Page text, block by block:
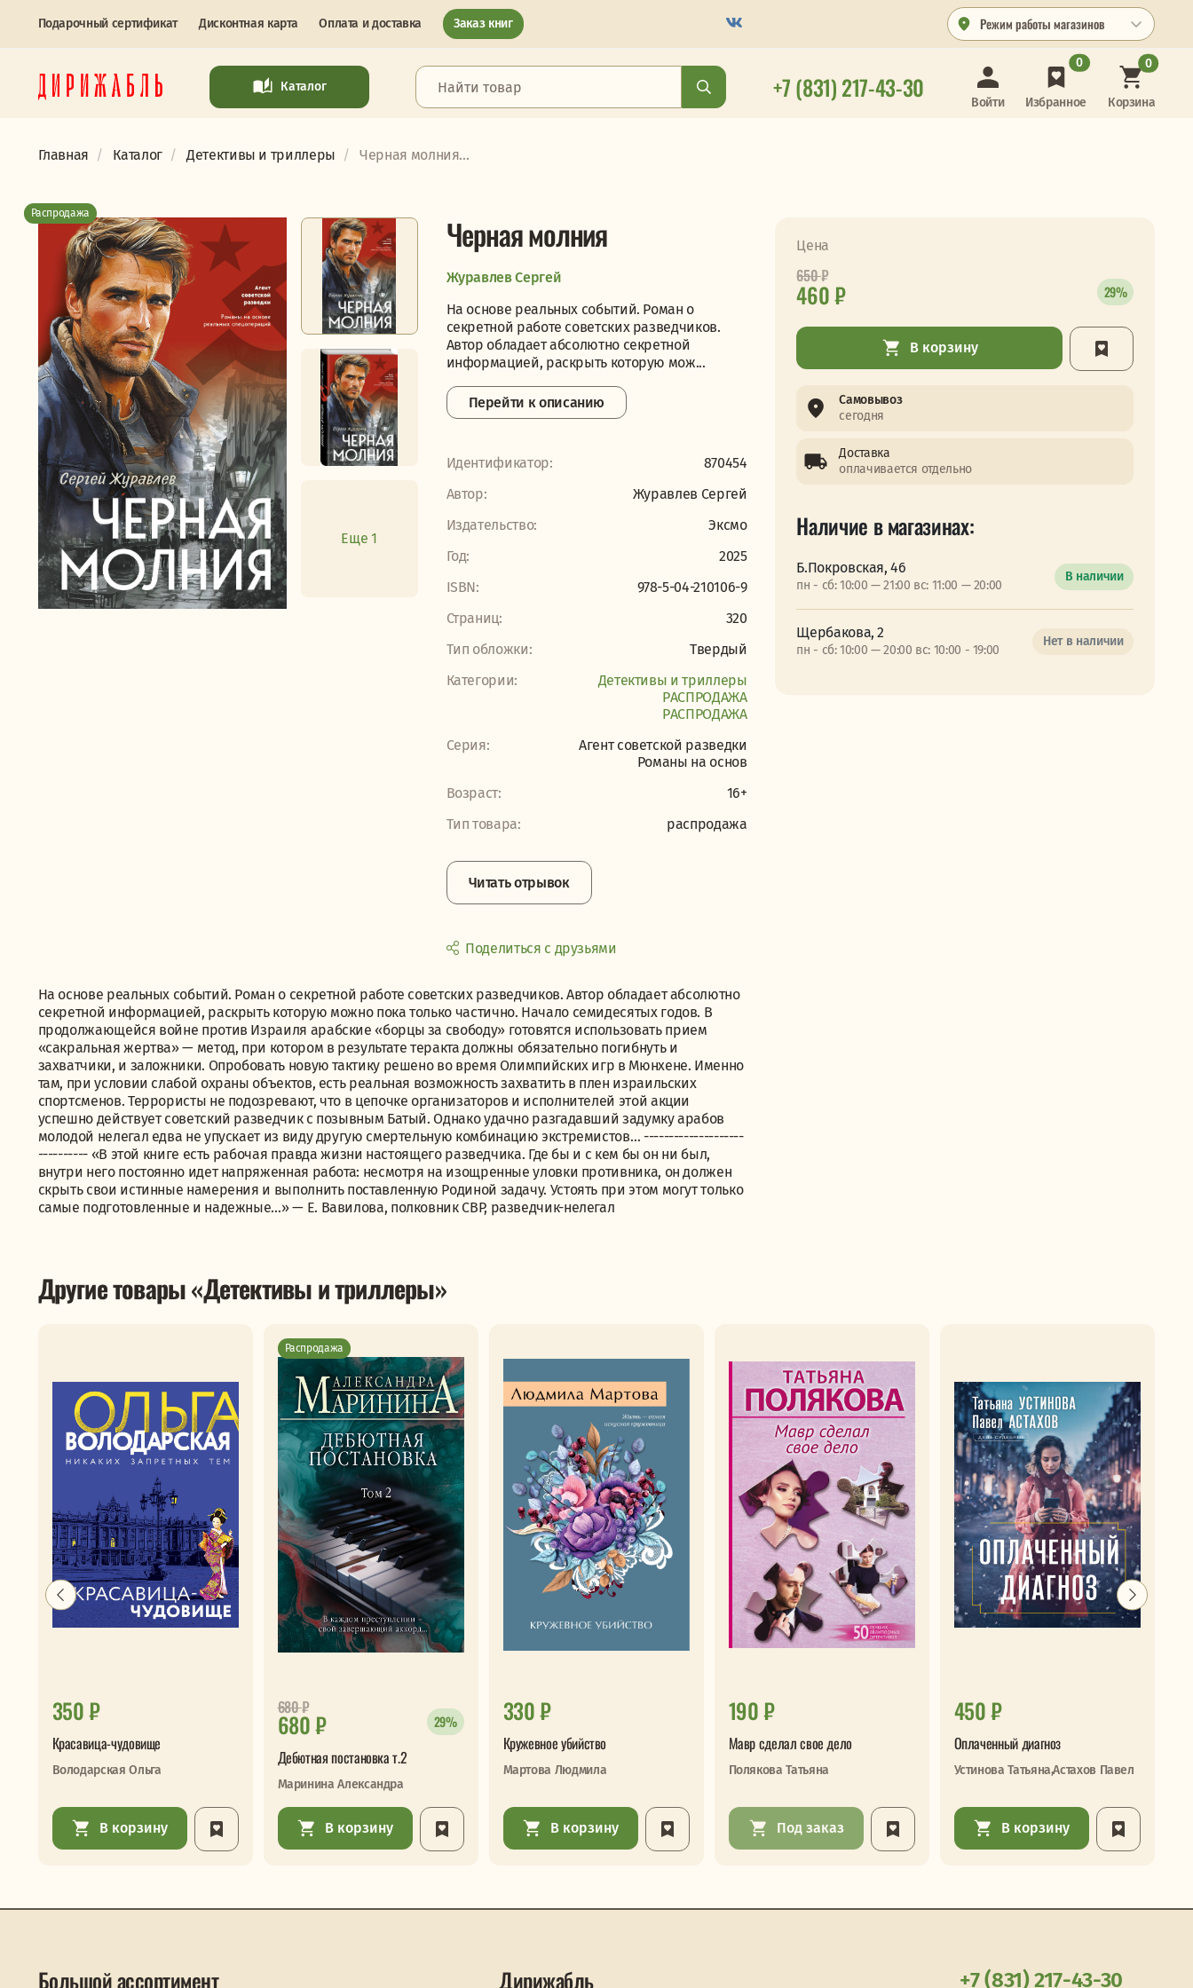
Подарочный сертификат Дисконтная карта Оплата и доставка Заказ книг Режим работы магазинов
Каталог +7 (831) 217-43-30 Войти Избранное
0
Корзина
0
Главная Каталог Детективы и триллеры Черная молния...
Распродажа
Еще 1
Черная молния
Журавлев Сергей
На основе реальных событий. Роман о
секретной работе советских разведчиков.
Автор обладает абсолютно секретной
информацией, раскрыть которую мож...
Перейти к описанию
Идентификатор:
870454
Автор:
Журавлев Сергей
Издательство:
Эксмо
Год:
2025
ISBN:
978-5-04-210106-9
Страниц:
320
Тип обложки:
Твердый
Категории:
Детективы и триллеры
PАСПРОДАЖА
PАСПРОДАЖА
Серия:
Агент советской разведки
Романы на основ
Возраст:
16+
Тип товара:
распродажа
Читать отрывок
Поделиться с друзьями
На основе реальных событий. Роман о секретной работе советских разведчиков. Автор обладает абсолютно
секретной информацией, раскрыть которую можно пока только частично. Начало семидесятых годов. В
продолжающейся войне против Израиля арабские «борцы за свободу» готовятся использовать прием
«сакральная жертва» — метод, при котором в результате теракта должны обязательно погибнуть и
захватчики, и заложники. Опробовать новую тактику решено во время Олимпийских игр в Мюнхене. Именно
там, при условии слабой охраны объектов, есть реальная возможность захватить в плен израильских
спортсменов. Террористы не подозревают, что в цепочке организаторов и исполнителей этой акции
успешно действует советский разведчик с позывным Батый. Однако удачно разгадавший задумку арабов
молодой нелегал едва не упускает из виду другую смертельную комбинацию экстремистов… --------------------
---------- «В этой книге есть рабочая правда жизни настоящего разведчика. Где бы и с кем бы он ни был,
внутри него постоянно идет напряженная работа: несмотря на изощренные уловки противника, он должен
скрыть свои истинные намерения и выполнить поставленную Родиной задачу. Устоять при этом могут только
самые подготовленные и надежные…» — Е. Вавилова, полковник СВР, разведчик-нелегал
Цена
460 ₽
650₽
29%
В корзину
Самовывоз
сегодня
Доставка
оплачивается отдельно
Наличие в магазинах:
Б.Покровская, 46
пн - сб: 10:00 — 21:00 вс: 11:00 — 20:00
В наличии
Щербакова, 2
пн - сб: 10:00 — 20:00 вс: 10:00 - 19:00
Нет в наличии
Другие товары «Детективы и триллеры»
350 ₽
Красавица-чудовище
Володарская Ольга
В корзину
Распродажа
680 ₽
680₽
29%
Дебютная постановка т.2
Маринина Александра
В корзину
330 ₽
Кружевное убийство
Мартова Людмила
В корзину
190 ₽
Мавр сделал свое дело
Полякова Татьяна
Под заказ
450 ₽
Оплаченный диагноз
Устинова Татьяна,Астахов Павел
В корзину
Большой ассортимент Дирижабль +7 (831) 217-43-30